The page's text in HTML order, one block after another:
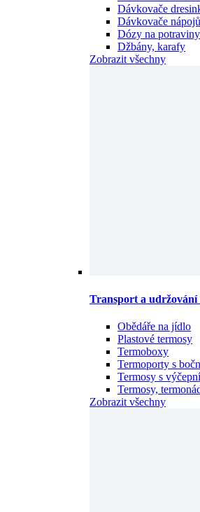
Dávkovače
Dávkovače nápojů
Dózy na potraviny
Džbány, karafy
Zobrazit všechny
Transport a udržování
Obědáře na jídlo
Plastové termosy
Termoboxy
Termoporty s
Termosy s
Termosy,
Zobrazit všechny